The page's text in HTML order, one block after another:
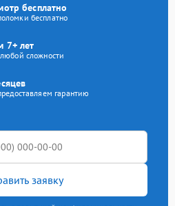
бесплатно
бесплатно
7+ лет
сложности
гарантию
заявку